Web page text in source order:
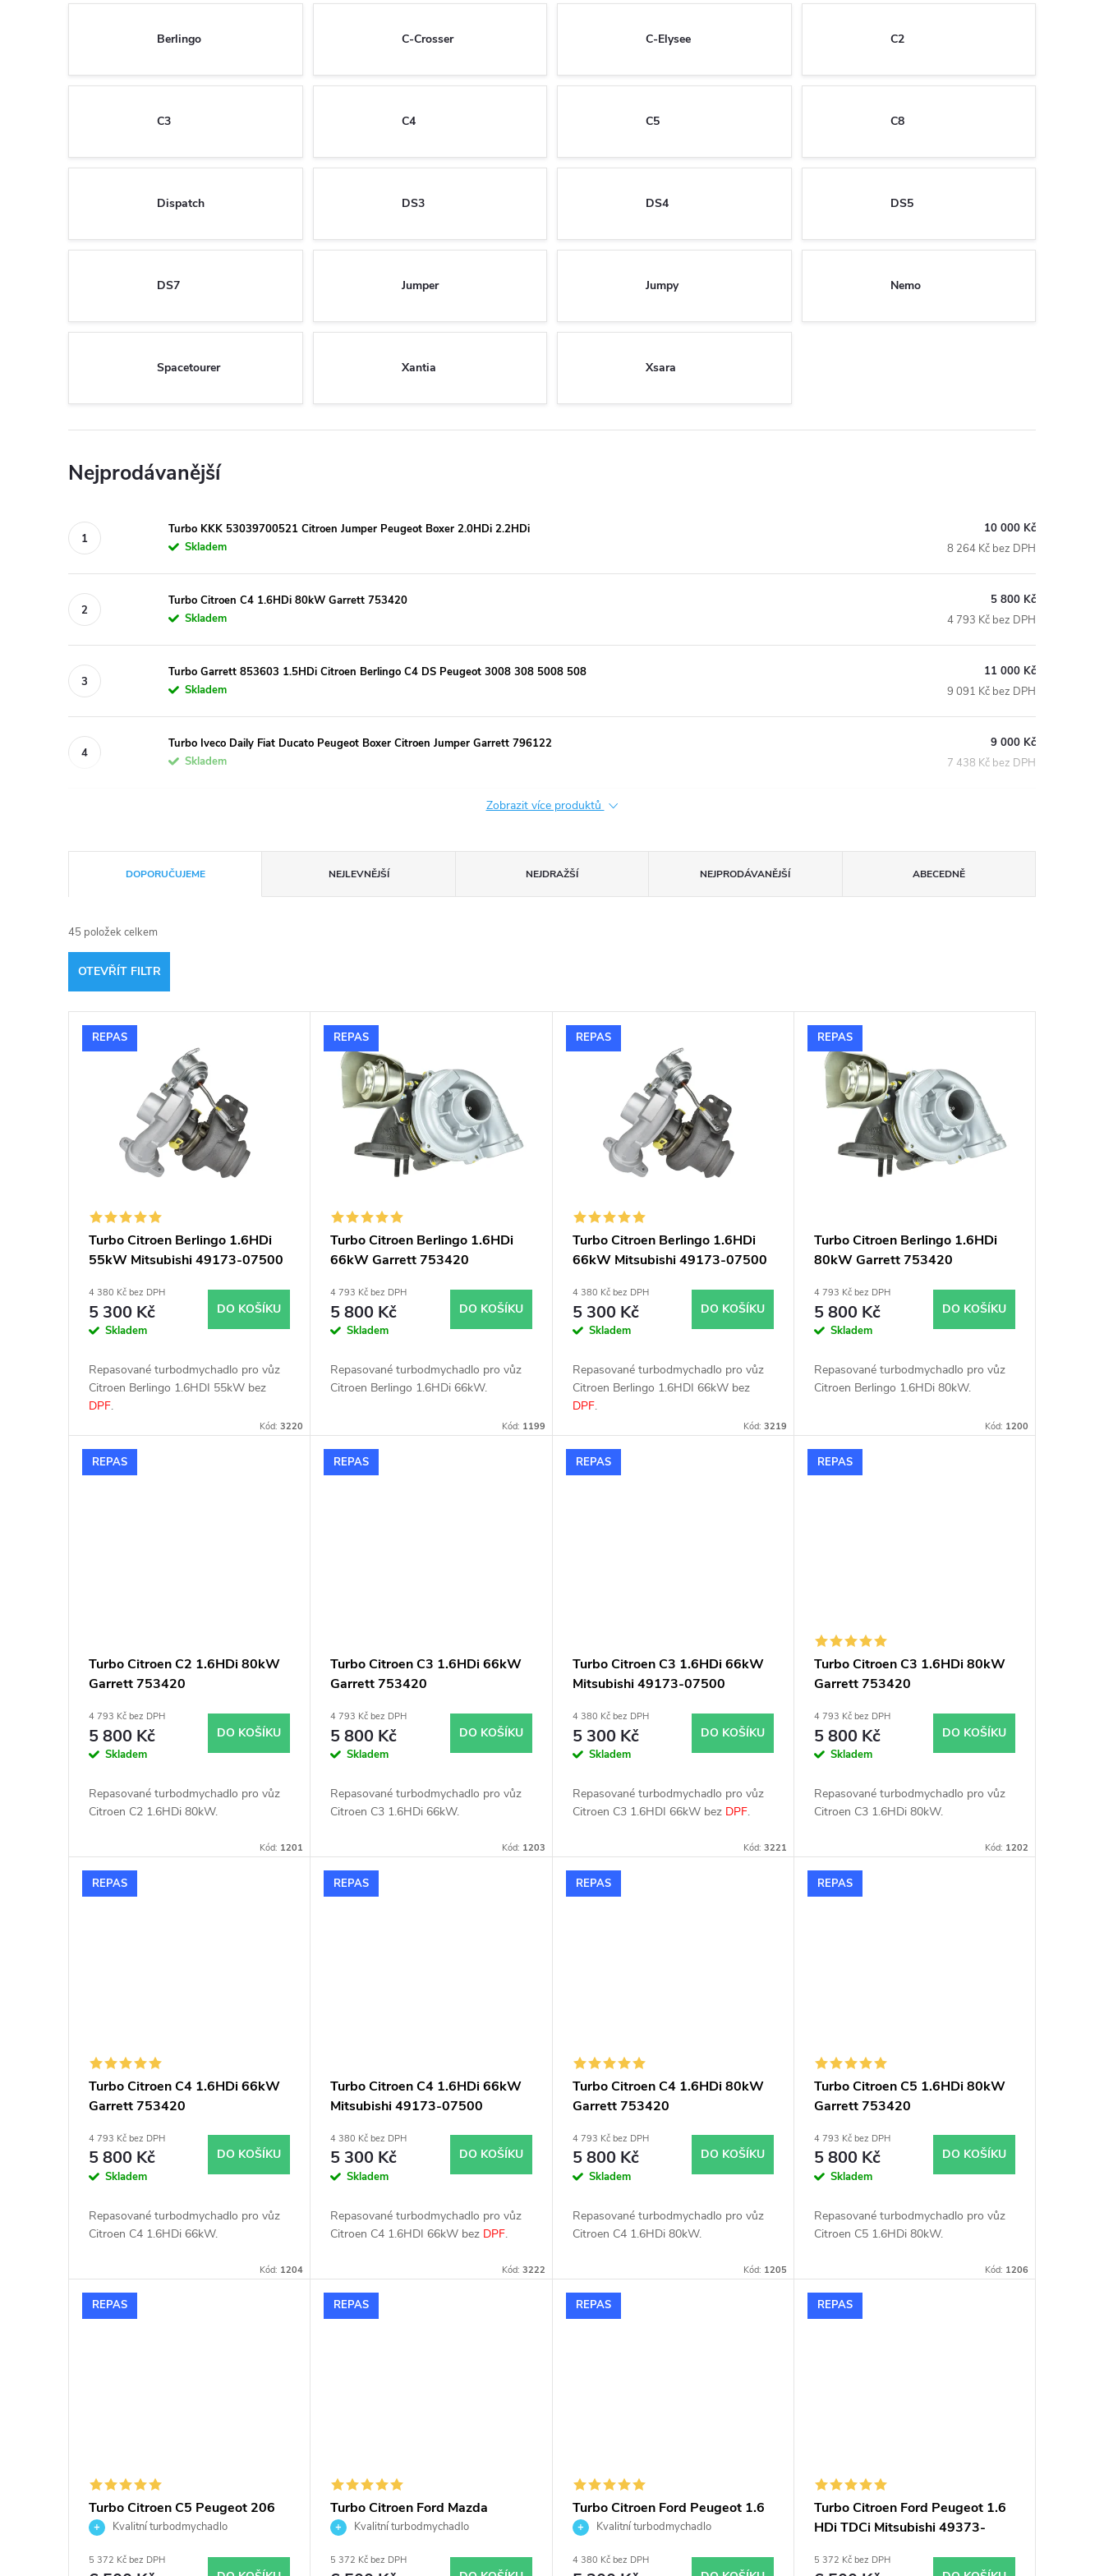
Berlingo C-Crosser C-Elysee C2
C3 C4 C5 C8
Dispatch DS3 DS4 DS5
DS7 Jumper Jumpy Nemo
Spacetourer Xantia Xsara
Nejprodávanější
Turbo KKK 53039700521 Citroen Jumper Peugeot Boxer 2.0HDi 2.2HDi
Skladem
10 000 Kč
8 264 Kč bez DPH
Turbo Citroen C4 1.6HDi 80kW Garrett 753420
Skladem
5 800 Kč
4 793 Kč bez DPH
Turbo Garrett 853603 1.5HDi Citroen Berlingo C4 DS Peugeot 3008 308 5008 508
Skladem
11 000 Kč
9 091 Kč bez DPH
Turbo Iveco Daily Fiat Ducato Peugeot Boxer Citroen Jumper Garrett 796122
Skladem
9 000 Kč
7 438 Kč bez DPH
Zobrazit více produktů
a
z
e
n
DOPORUČUJEME NEJLEVNĚJŠÍ NEJDRAŽŠÍ NEJPRODÁVANĚJŠÍ ABECEDNĚ
45 položek celkem
OTEVŘÍT FILTR
V
k
REPAS
Turbo Citroen Berlingo 1.6HDi
55kW Mitsubishi 49173-07500
4 380 Kč bez DPH
5 300 Kč
Skladem
DO KOŠÍKU
Repasované turbodmychadlo pro vůz
Citroen Berlingo 1.6HDI 55kW bez
DPF.
Kód:3220
REPAS
Turbo Citroen Berlingo 1.6HDi
66kW Garrett 753420
4 793 Kč bez DPH
5 800 Kč
Skladem
DO KOŠÍKU
Repasované turbodmychadlo pro vůz
Citroen Berlingo 1.6HDi 66kW.
Kód: 1199
REPAS
Turbo Citroen Berlingo 1.6HDi
66kW Mitsubishi 49173-07500
4 380 Kč bez DPH
5 300 Kč
Skladem
DO KOŠÍKU
Repasované turbodmychadlo pro vůz
Citroen Berlingo 1.6HDI 66kW bez
DPF.
Kód: 3219
REPAS
Turbo Citroen Berlingo 1.6HDi
80kW Garrett 753420
4 793 Kč bez DPH
5 800 Kč
Skladem
DO KOŠÍKU
Repasované turbodmychadlo pro vůz
Citroen Berlingo 1.6HDi 80kW.
Kód: 1200
REPAS
Turbo Citroen C2 1.6HDi 80kW
Garrett 753420
4 793 Kč bez DPH
5 800 Kč
Skladem
DO KOŠÍKU
Repasované turbodmychadlo pro vůz
Citroen C2 1.6HDi 80kW.
Kód: 1201
REPAS
Turbo Citroen C3 1.6HDi 66kW
Garrett 753420
4 793 Kč bez DPH
5 800 Kč
Skladem
DO KOŠÍKU
Repasované turbodmychadlo pro vůz
Citroen C3 1.6HDi 66kW.
Kód: 1203
REPAS
Turbo Citroen C3 1.6HDi 66kW
Mitsubishi 49173-07500
4 380 Kč bez DPH
5 300 Kč
Skladem
DO KOŠÍKU
Repasované turbodmychadlo pro vůz
Citroen C3 1.6HDI 66kW bez DPF.
Kód: 3221
REPAS
Turbo Citroen C3 1.6HDi 80kW
Garrett 753420
4 793 Kč bez DPH
5 800 Kč
Skladem
DO KOŠÍKU
Repasované turbodmychadlo pro vůz
Citroen C3 1.6HDi 80kW.
Kód: 1202
REPAS
Turbo Citroen C4 1.6HDi 66kW
Garrett 753420
4 793 Kč bez DPH
5 800 Kč
Skladem
DO KOŠÍKU
Repasované turbodmychadlo pro vůz
Citroen C4 1.6HDi 66kW.
Kód: 1204
REPAS
Turbo Citroen C4 1.6HDi 66kW
Mitsubishi 49173-07500
4 380 Kč bez DPH
5 300 Kč
Skladem
DO KOŠÍKU
Repasované turbodmychadlo pro vůz
Citroen C4 1.6HDI 66kW bez DPF.
Kód: 3222
REPAS
Turbo Citroen C4 1.6HDi 80kW
Garrett 753420
4 793 Kč bez DPH
5 800 Kč
Skladem
DO KOŠÍKU
Repasované turbodmychadlo pro vůz
Citroen C4 1.6HDi 80kW.
Kód: 1205
REPAS
Turbo Citroen C5 1.6HDi 80kW
Garrett 753420
4 793 Kč bez DPH
5 800 Kč
Skladem
DO KOŠÍKU
Repasované turbodmychadlo pro vůz
Citroen C5 1.6HDi 80kW.
Kód: 1206
REPAS
Turbo Citroen C5 Peugeot 206
307 406 Partner 2.0HDi 66kW
Kvalitní turbodmychadlo
5 372 Kč bez DPH
REPAS
Turbo Citroen Ford Mazda
Peugeot 1.4HDi 1.4TDCi
54359700008 54359700009
Kvalitní turbodmychadlo
5 372 Kč bez DPH
REPAS
Turbo Citroen Ford Peugeot 1.6
HDi TDCi Mitsubishi 49173-
Kvalitní turbodmychadlo
4 380 Kč bez DPH
REPAS
Turbo Citroen Ford Peugeot 1.6
HDi TDCi Mitsubishi 49373-
5 372 Kč bez DPH